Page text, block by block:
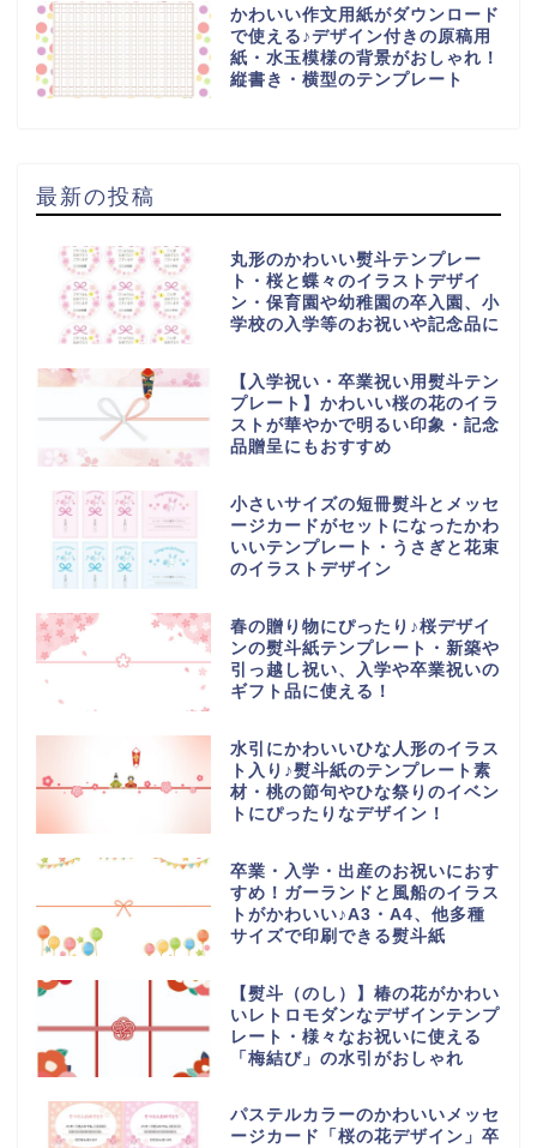
かわいい作文用紙がダウンロード
で使える♪デザイン付きの原稿用
紙・水玉模様の背景がおしゃれ！
縦書き・横型のテンプレート
最新の投稿
丸形のかわいい熨斗テンプレー
ト・桜と蝶々のイラストデザイ
ン・保育園や幼稚園の卒入園、小
学校の入学等のお祝いや記念品に
【入学祝い・卒業祝い用熨斗テン
プレート】かわいい桜の花のイラ
ストが華やかで明るい印象・記念
品贈呈にもおすすめ
小さいサイズの短冊熨斗とメッセ
ージカードがセットになったかわ
いいテンプレート・うさぎと花束
のイラストデザイン
春の贈り物にぴったり♪桜デザイ
ンの熨斗紙テンプレート・新築や
引っ越し祝い、入学や卒業祝いの
ギフト品に使える！
水引にかわいいひな人形のイラス
ト入り♪熨斗紙のテンプレート素
材・桃の節句やひな祭りのイベン
トにぴったりなデザイン！
卒業・入学・出産のお祝いにおす
すめ！ガーランドと風船のイラス
トがかわいい♪A3・A4、他多種
サイズで印刷できる熨斗紙
【熨斗（のし）】椿の花がかわい
いレトロモダンなデザインテンプ
レート・様々なお祝いに使える
「梅結び」の水引がおしゃれ
パステルカラーのかわいいメッセ
ージカード「桜の花デザイン」卒